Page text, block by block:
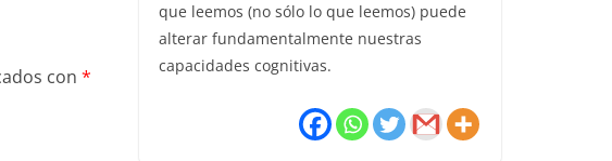
con *
que leemos (no sólo lo que leemos) puede
alterar fundamentalmente nuestras
capacidades cognitivas.